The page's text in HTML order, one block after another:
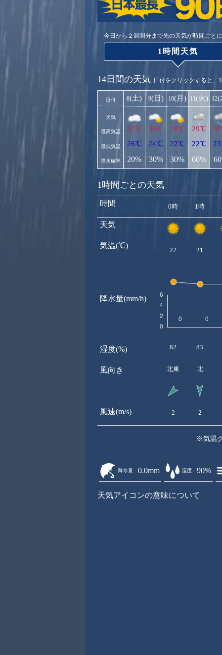
今日から２週間分まで先の天気が時間ごとに
1時間天気
14日間の天気 日付をクリックすると、
日付
天気
最高気温
最低気温
降水確率
8(土)
32℃
26℃
20%
9(日)
30℃
24℃
30%
10(月)
28℃
22℃
30%
11(火)
29℃
22℃
60%
12(
1時間ごとの天気
時間
天気
気温(℃)
降水量(mm/h)
湿度(%)
風向き
風速(m/s)
0時 1時
22 21
82 83
北東 北
2 2
※気温
降水量 0.0mm 湿度 90%
天気アイコンの意味について